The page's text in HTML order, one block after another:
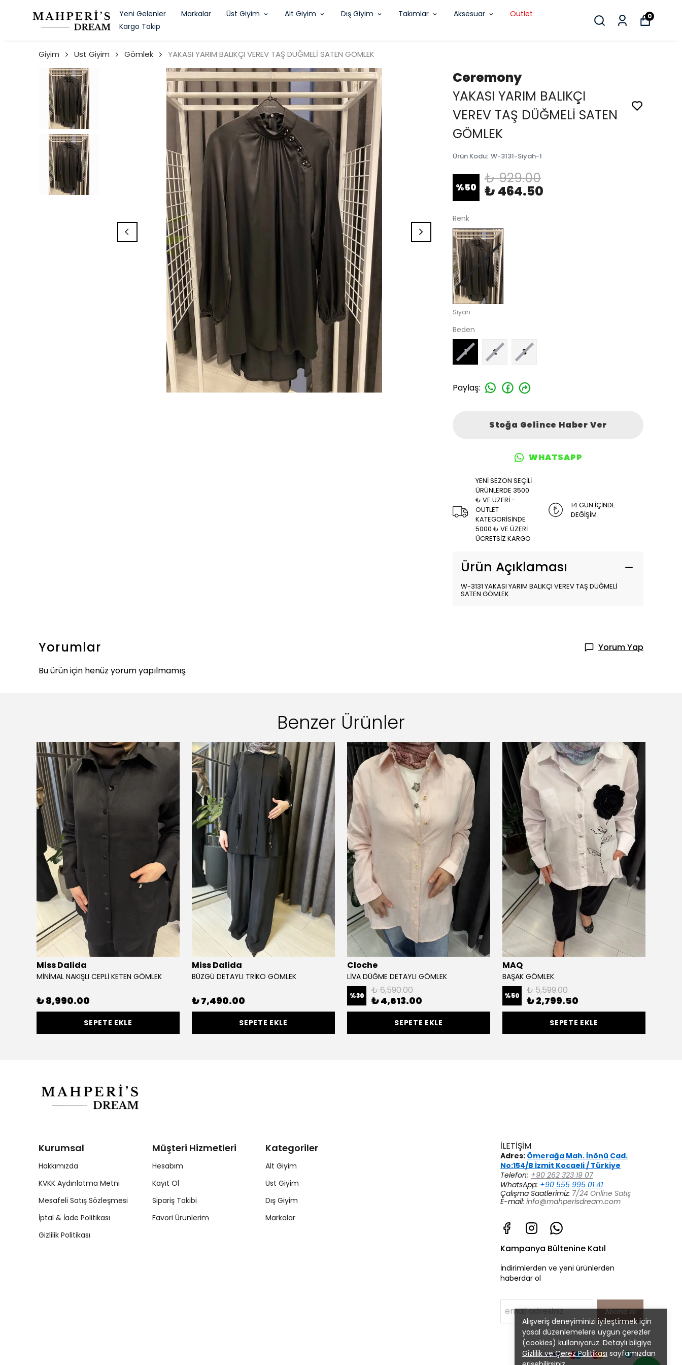
Yeni Gelenler Markalar Üst Giyim Alt Giyim Dış Giyim Takımlar Aksesuar
Outlet
Kargo Takip
0
Alışveriş deneyiminizi iyileştirmek için
yasal düzenlemelere uygun çerezler
(cookies) kullanıyoruz. Detaylı bilgiye
Gizlilik ve Çerez Politikası sayfamızdan
Giyim Üst Giyim Gömlek YAKASI YARIM BALIKÇI VEREV TAŞ DÜĞMELİ SATEN GÖMLEK
Ceremony
YAKASI YARIM BALIKÇI
VEREV TAŞ DÜĞMELİ SATEN
GÖMLEK
Ürün Kodu: W-3131-Siyah-1
%50
₺ 929.00
₺ 464.50
Renk
Siyah
Beden
1 2 3
Paylaş:
Stoğa Gelince Haber Ver
WHATSAPP
YENİ SEZON SEÇİLİ
ÜRÜNLERDE 3500
₺ VE ÜZERİ -
OUTLET
KATEGORİSİNDE
5000 ₺ VE ÜZERİ
ÜCRETSİZ KARGO
14 GÜN İÇİNDE
DEĞİŞİM
Ürün Açıklaması
W-3131 YAKASI YARIM BALIKÇI VEREV TAŞ DÜĞMELİ
SATEN GÖMLEK
Yorumlar
Yorum Yap
Bu ürün için henüz yorum yapılmamış.
Benzer Ürünler
Miss Dalida
MİNİMAL NAKIŞLI CEPLİ KETEN GÖMLEK
₺ 8,990.00
SEPETE EKLE
Miss Dalida
BÜZGÜ DETAYLI TRİKO GÖMLEK
₺ 7,490.00
SEPETE EKLE
Cloche
LİVA DÜĞME DETAYLI GÖMLEK
%30 ₺ 6,590.00
₺ 4,613.00
SEPETE EKLE
MAQ
BAŞAK GÖMLEK
%50 ₺ 5,599.00
₺ 2,799.50
SEPETE EKLE
Kurumsal
Hakkımızda
KVKK Aydınlatma Metni
Mesafeli Satış Sözleşmesi
İptal & İade Politikası
Gizlilik Politikası
Müşteri Hizmetleri
Hesabım
Kayıt Ol
Sipariş Takibi
Favori Ürünlerim
Kategoriler
Alt Giyim
Üst Giyim
Dış Giyim
Markalar
İLETİŞİM
Adres: Ömerağa Mah. İnönü Cad.
No:154/B İzmit Kocaeli / Türkiye
Telefon: +90 262 323 19 07
WhatsApp: +90 555 995 01 41
Çalışma Saatlerimiz: 7/24 Online Satış
E-mail: info@mahperisdream.com
Kampanya Bültenine Katıl
İndirimlerden ve yeni ürünlerden
haberdar ol
Abone ol